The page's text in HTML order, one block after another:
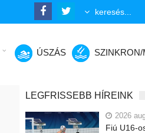
ÚSZÁS SZINKRON/
LEGFRISSEBB HÍREINK
2026
Fiú U16-